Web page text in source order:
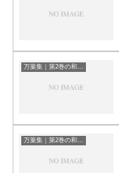
万葉集｜第2巻の和歌一覧
万葉集｜第2巻の和歌一覧